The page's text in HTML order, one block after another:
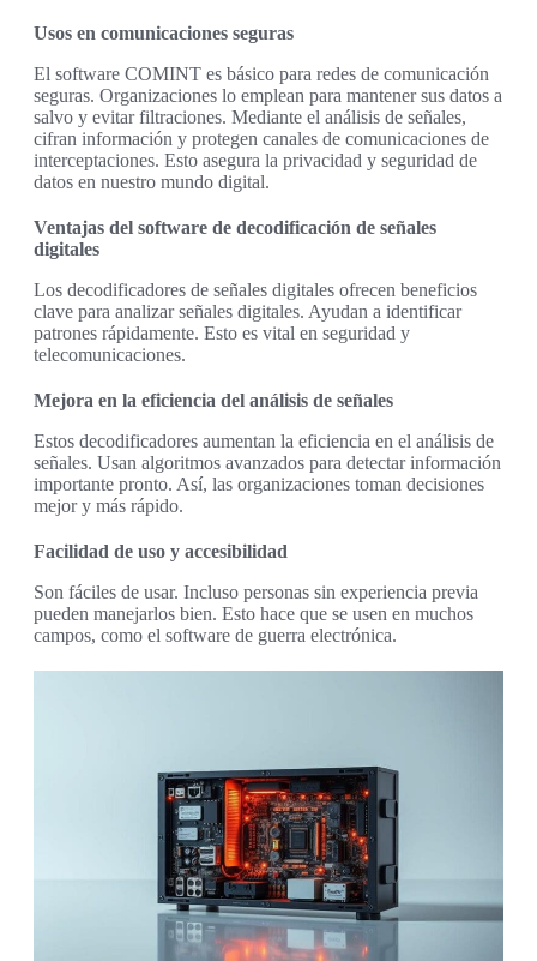
Usos en comunicaciones seguras
El software COMINT es básico para redes de comunicación
seguras. Organizaciones lo emplean para mantener sus datos a
salvo y evitar filtraciones. Mediante el análisis de señales,
cifran información y protegen canales de comunicaciones de
interceptaciones. Esto asegura la privacidad y seguridad de
datos en nuestro mundo digital.
Ventajas del software de decodificación de señales
digitales
Los decodificadores de señales digitales ofrecen beneficios
clave para analizar señales digitales. Ayudan a identificar
patrones rápidamente. Esto es vital en seguridad y
telecomunicaciones.
Mejora en la eficiencia del análisis de señales
Estos decodificadores aumentan la eficiencia en el análisis de
señales. Usan algoritmos avanzados para detectar información
importante pronto. Así, las organizaciones toman decisiones
mejor y más rápido.
Facilidad de uso y accesibilidad
Son fáciles de usar. Incluso personas sin experiencia previa
pueden manejarlos bien. Esto hace que se usen en muchos
campos, como el software de guerra electrónica.